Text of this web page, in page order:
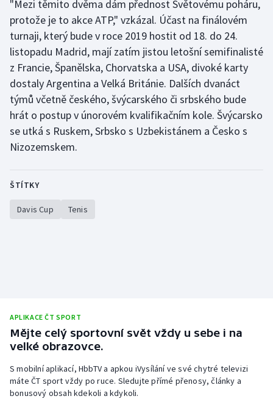
Olympijské hry
Parasport
Plavání
Plážový volejbal
Ragby
Rychlobruslení
Rychlostní kanoistika
Short track
Veslování
Volejbal
"Mezi těmito dvěma dám přednost Světovému poháru,
protože je to akce ATP," vzkázal. Účast na finálovém
turnaji, který bude v roce 2019 hostit od 18. do 24.
listopadu Madrid, mají zatím jistou letošní semifinalisté
z Francie, Španělska, Chorvatska a USA, divoké karty
dostaly Argentina a Velká Británie. Dalších dvanáct
týmů včetně českého, švýcarského či srbského bude
hrát o postup v únorovém kvalifikačním kole. Švýcarsko
se utká s Ruskem, Srbsko s Uzbekistánem a Česko s
Nizozemskem.
ŠTÍTKY
Davis Cup Tenis
APLIKACE ČT SPORT
Mějte celý sportovní svět vždy u sebe i na
velké obrazovce.
S mobilní aplikací, HbbTV a apkou iVysílání ve své chytré televizi
máte ČT sport vždy po ruce. Sledujte přímé přenosy, články a
bonusový obsah kdekoli a kdykoli.